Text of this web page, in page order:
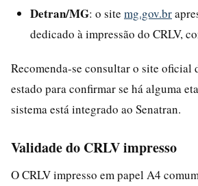
Detran/MG: o site mg.gov.br
dedicado à impressão do CRLV,
Recomenda-se consultar o site oficial
estado para confirmar se há alguma
sistema está integrado ao Senatran.
Validade do CRLV impresso
O CRLV impresso em papel A4